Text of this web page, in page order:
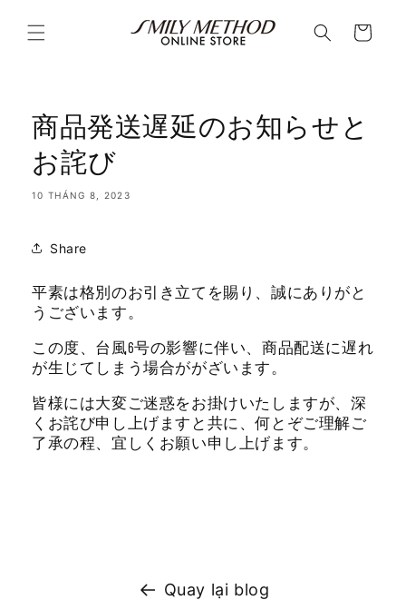
dung
hàng
商品発送遅延のお知らせと
お詫び
10 THÁNG 8, 2023
Share
平素は格別のお引き立てを賜り、誠にありがと
うございます。
この度、台風6号の影響に伴い、商品配送に遅れ
が生じてしまう場合ががざいます。
皆様には大変ご迷惑をお掛けいたしますが、深
くお詫び申し上げますと共に、何とぞご理解ご
了承の程、宜しくお願い申し上げます。
Quay lại blog